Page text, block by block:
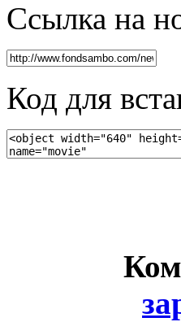
Ссылка на
Код для